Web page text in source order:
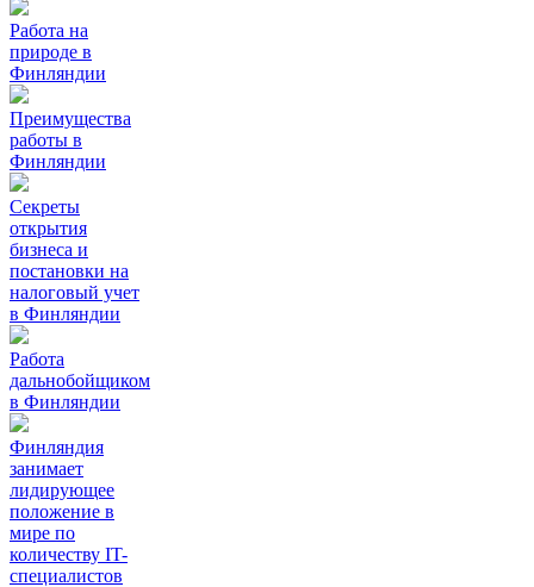
Работа на
природе в
Финляндии
Преимущества
работы в
Финляндии
Секреты
открытия
бизнеса и
постановки на
налоговый учет
в Финляндии
Работа
дальнобойщиком
в Финляндии
Финляндия
занимает
лидирующее
положение в
мире по
количеству IT-
специалистов